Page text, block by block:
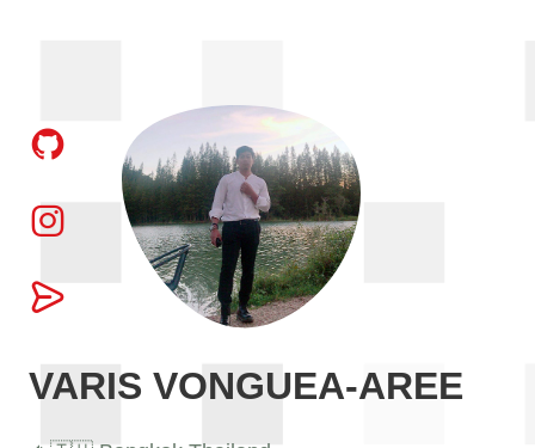
VARIS VONGUEA-AREE